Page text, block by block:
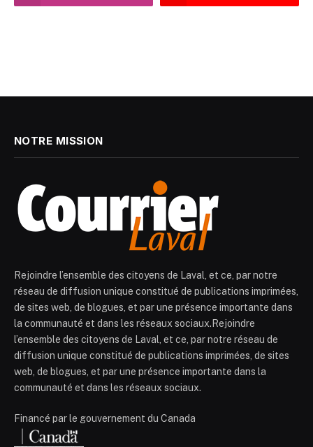
NOTRE MISSION
Rejoindre l’ensemble des citoyens de Laval, et ce, par notre
réseau de diffusion unique constitué de publications imprimées,
de sites web, de blogues, et par une présence importante dans
la communauté et dans les réseaux sociaux.Rejoindre
l’ensemble des citoyens de Laval, et ce, par notre réseau de
diffusion unique constitué de publications imprimées, de sites
web, de blogues, et par une présence importante dans la
communauté et dans les réseaux sociaux.
Financé par le gouvernement du Canada